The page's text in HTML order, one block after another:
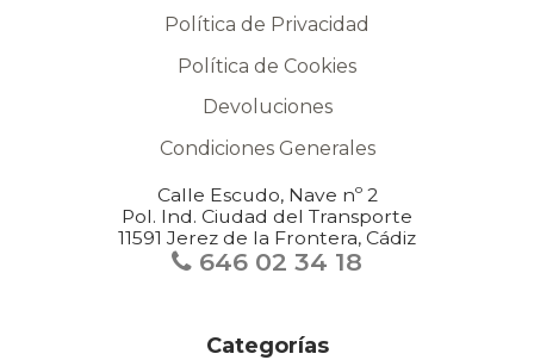
Política de Privacidad
Política de Cookies
Devoluciones
Condiciones Generales
Calle Escudo, Nave nº 2
Pol. Ind. Ciudad del Transporte
11591 Jerez de la Frontera, Cádiz
646 02 34 18
Categorías